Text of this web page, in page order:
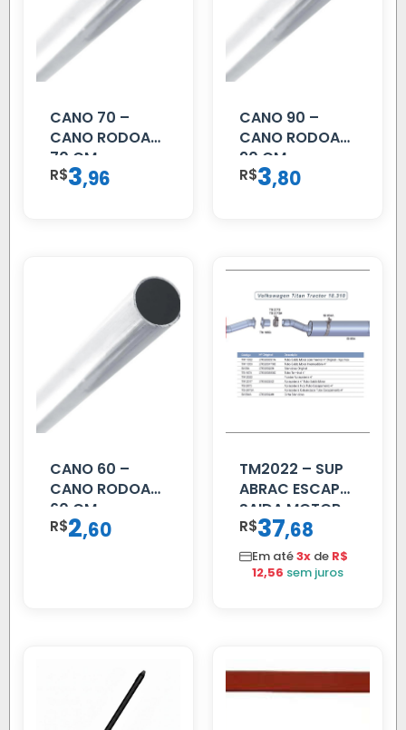
CANO 70 –
CANO RODOAR
70 CM
R$3,96
CANO 90 –
CANO RODOAR
90 CM
R$3,80
CANO 60 –
CANO RODOAR
60 CM
R$2,60
TM2022 – SUP
ABRAC ESCAP
SAIDA MOTOR
VW TITAN
R$37,68
Em até3x de R$
12,56 sem juros